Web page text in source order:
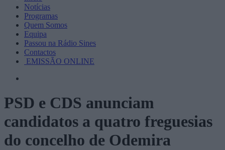
Notícias
Programas
Quem Somos
Equipa
Passou na Rádio Sines
Contactos
EMISSÃO ONLINE
PSD e CDS anunciam
candidatos a quatro freguesias
do concelho de Odemira